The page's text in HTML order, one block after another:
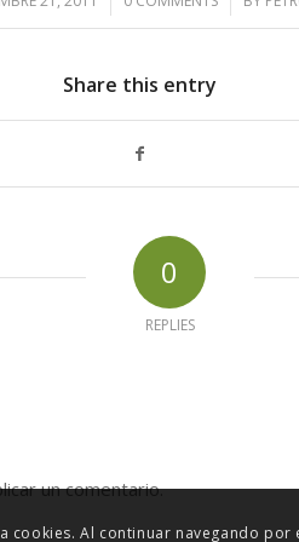
Share this entry
0
REPLIES
un comentario.
cookies. Al continuar navegando